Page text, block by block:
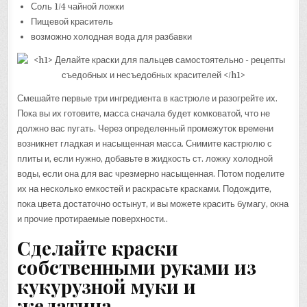
Соль 1/4 чайной ложки
Пищевой краситель
возможно холодная вода для разбавки
Смешайте первые три ингредиента в кастрюле и разогрейте их.
Пока вы их готовите, масса сначала будет комковатой, что не
должно вас пугать. Через определенный промежуток времени
возникнет гладкая и насыщенная масса. Снимите кастрюлю с
плиты и, если нужно, добавьте в жидкость ст. ложку холодной
воды, если она для вас чрезмерно насыщенная. Потом поделите
их на несколько емкостей и раскрасьте красками. Подождите,
пока цвета достаточно остынут, и вы можете красить бумагу, окна
и прочие протираемые поверхности..
Сделайте краски
собственными руками из
кукурузной муки и